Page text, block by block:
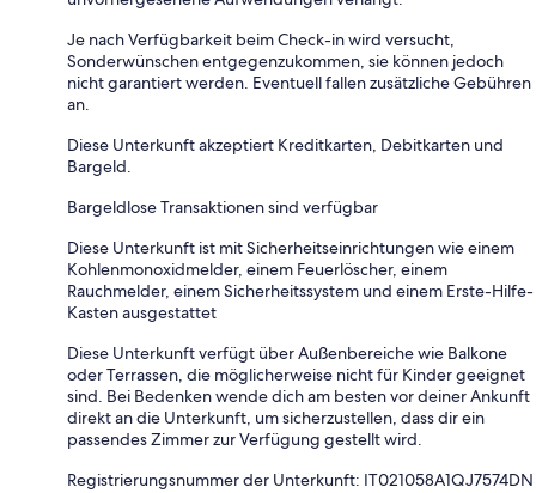
Je nach Verfügbarkeit beim Check-in wird versucht,
Sonderwünschen entgegenzukommen, sie können jedoch
nicht garantiert werden. Eventuell fallen zusätzliche Gebühren
an.
Diese Unterkunft akzeptiert Kreditkarten, Debitkarten und
Bargeld.
Bargeldlose Transaktionen sind verfügbar
Diese Unterkunft ist mit Sicherheitseinrichtungen wie einem
Kohlenmonoxidmelder, einem Feuerlöscher, einem
Rauchmelder, einem Sicherheitssystem und einem Erste-Hilfe-
Kasten ausgestattet
Diese Unterkunft verfügt über Außenbereiche wie Balkone
oder Terrassen, die möglicherweise nicht für Kinder geeignet
sind. Bei Bedenken wende dich am besten vor deiner Ankunft
direkt an die Unterkunft, um sicherzustellen, dass dir ein
passendes Zimmer zur Verfügung gestellt wird.
Registrierungsnummer der Unterkunft: IT021058A1QJ7574DN